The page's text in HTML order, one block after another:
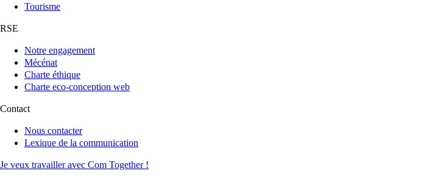
Tourisme
RSE
Notre engagement
Mécénat
Charte éthique
Charte eco-conception web
Contact
Nous contacter
Lexique de la communication
Je veux travailler avec Com Together !